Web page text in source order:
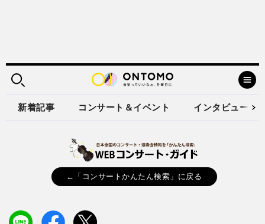
新着記事 コンサート＆イベント インタビュー
←「コンサートかんたん検索」に戻る